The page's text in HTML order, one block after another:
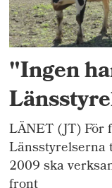
"Ingen
LÄNET (JT) För
Länsstyrelserna
2009 ska